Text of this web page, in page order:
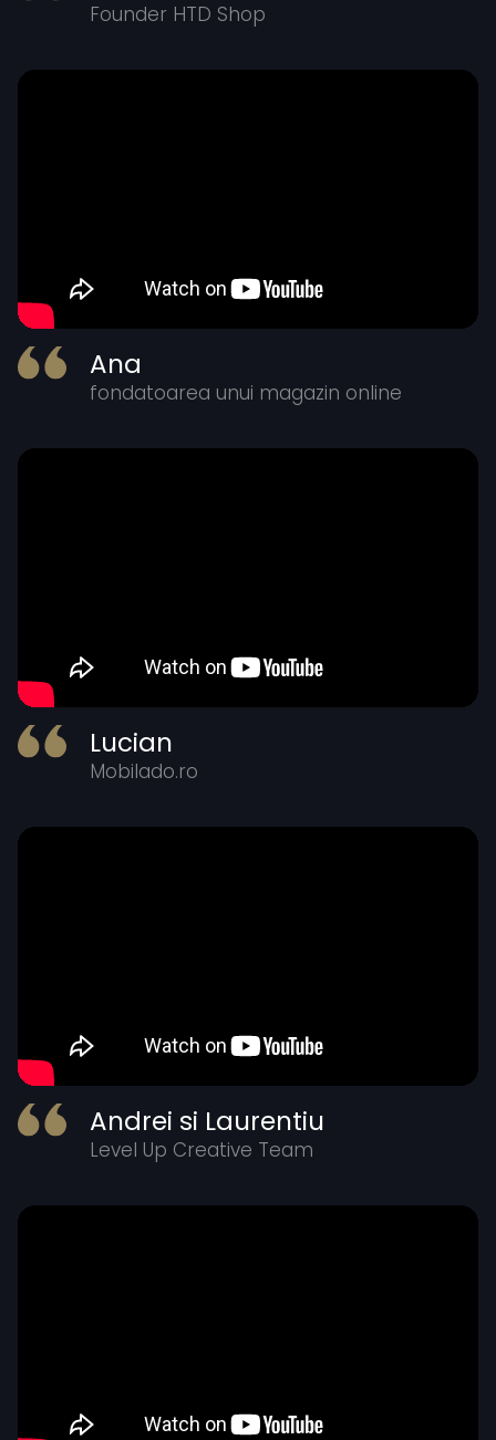
Founder HTD Shop
Ana
fondatoarea unui magazin online
Lucian
Mobilado.ro
Andrei si Laurentiu
Level Up Creative Team